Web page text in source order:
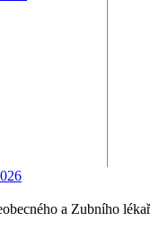
a Zubního